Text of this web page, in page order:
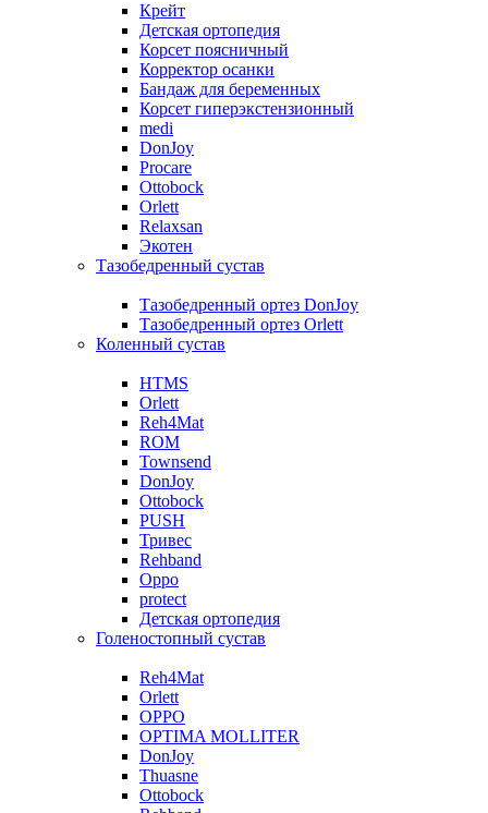
Крейт
Детская ортопедия
Корсет поясничный
Корректор осанки
Бандаж для беременных
Корсет гиперэкстензионный
medi
DonJoy
Procare
Ottobock
Orlett
Relaxsan
Экотен
Тазобедренный сустав
Тазобедренный ортез DonJoy
Тазобедренный ортез Orlett
Коленный сустав
HTMS
Orlett
Reh4Mat
ROM
Townsend
DonJoy
Ottobock
PUSH
Тривес
Rehband
Oppo
protect
Детская ортопедия
Голеностопный сустав
Reh4Mat
Orlett
OPPO
OPTIMA MOLLITER
DonJoy
Thuasne
Ottobock